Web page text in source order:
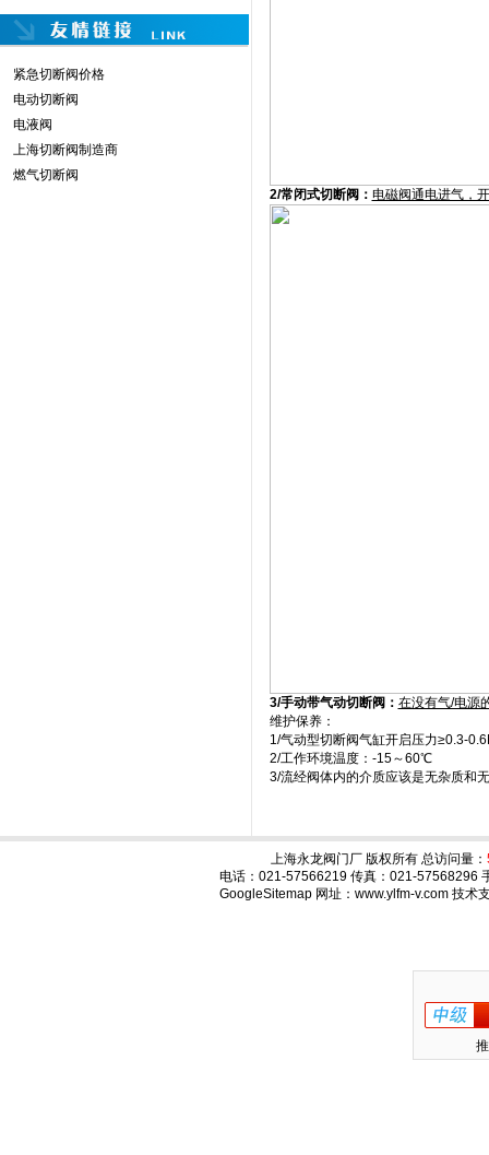
紧急切断阀价格
电动切断阀
电液阀
上海切断阀制造商
燃气切断阀
2/常闭式切断阀： 电磁阀通电进气，
3/手动带气动切断阀： 在没有气/电源
维护保养：
1/气动型切断阀气缸开启压力≥0.3-
2/工作环境温度：-15～60℃
3/流经阀体内的介质应该是无杂质和
上海永龙阀门厂 版权所有 总访问量：
电话：021-57566219 传真：021-57568296
GoogleSitemap网址：www.ylfm-v.com 技术